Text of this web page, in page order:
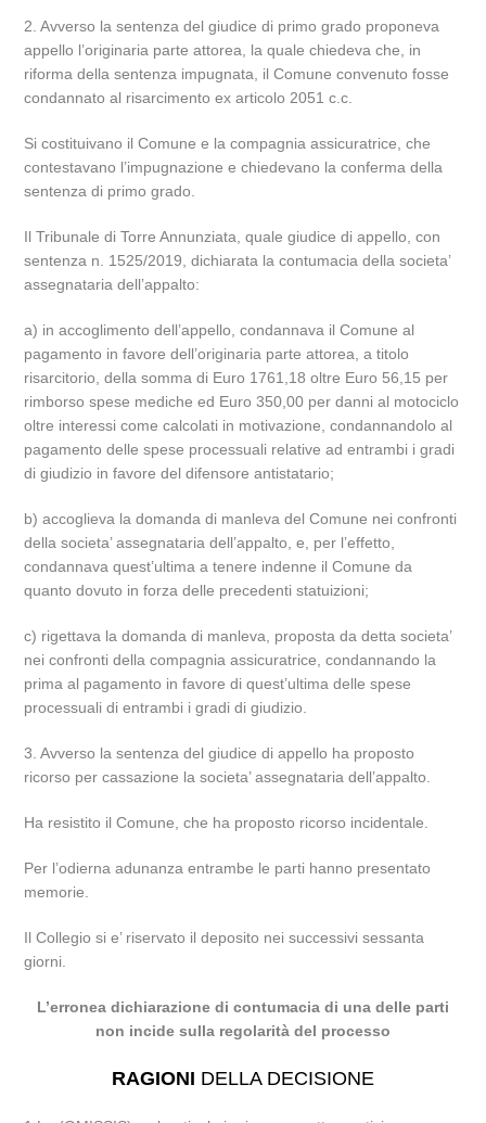
2. Avverso la sentenza del giudice di primo grado proponeva
appello l’originaria parte attorea, la quale chiedeva che, in
riforma della sentenza impugnata, il Comune convenuto fosse
condannato al risarcimento ex articolo 2051 c.c.
Si costituivano il Comune e la compagnia assicuratrice, che
contestavano l’impugnazione e chiedevano la conferma della
sentenza di primo grado.
Il Tribunale di Torre Annunziata, quale giudice di appello, con
sentenza n. 1525/2019, dichiarata la contumacia della societa’
assegnataria dell’appalto:
a) in accoglimento dell’appello, condannava il Comune al
pagamento in favore dell’originaria parte attorea, a titolo
risarcitorio, della somma di Euro 1761,18 oltre Euro 56,15 per
rimborso spese mediche ed Euro 350,00 per danni al motociclo
oltre interessi come calcolati in motivazione, condannandolo al
pagamento delle spese processuali relative ad entrambi i gradi
di giudizio in favore del difensore antistatario;
b) accoglieva la domanda di manleva del Comune nei confronti
della societa’ assegnataria dell’appalto, e, per l’effetto,
condannava quest’ultima a tenere indenne il Comune da
quanto dovuto in forza delle precedenti statuizioni;
c) rigettava la domanda di manleva, proposta da detta societa’
nei confronti della compagnia assicuratrice, condannando la
prima al pagamento in favore di quest’ultima delle spese
processuali di entrambi i gradi di giudizio.
3. Avverso la sentenza del giudice di appello ha proposto
ricorso per cassazione la societa’ assegnataria dell’appalto.
Ha resistito il Comune, che ha proposto ricorso incidentale.
Per l’odierna adunanza entrambe le parti hanno presentato
memorie.
Il Collegio si e’ riservato il deposito nei successivi sessanta
giorni.
L’erronea dichiarazione di contumacia di una delle parti
non incide sulla regolarità del processo
RAGIONI DELLA DECISIONE